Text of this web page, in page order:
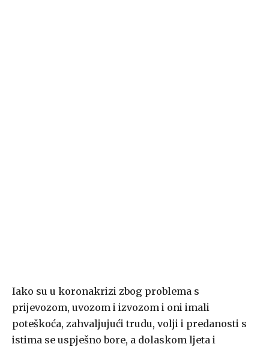
Iako su u koronakrizi zbog problema s
prijevozom, uvozom i izvozom i oni imali
poteškoća, zahvaljujući trudu, volji i predanosti s
istima se uspješno bore, a dolaskom ljeta i